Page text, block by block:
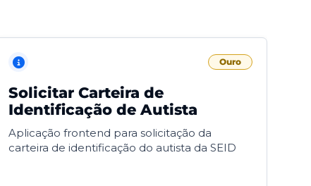
Ouro
Solicitar Carteira de
Identificação de Autista
Aplicação frontend para solicitação da
carteira de identificação do autista da SEID